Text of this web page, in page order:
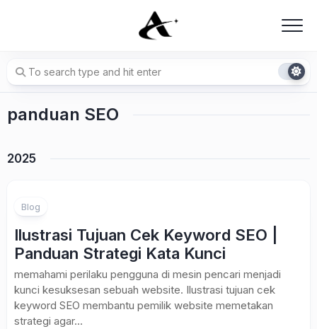
panduan SEO
2025
Blog
Ilustrasi Tujuan Cek Keyword SEO |
Panduan Strategi Kata Kunci
memahami perilaku pengguna di mesin pencari menjadi
kunci kesuksesan sebuah website. Ilustrasi tujuan cek
keyword SEO membantu pemilik website memetakan
strategi agar...